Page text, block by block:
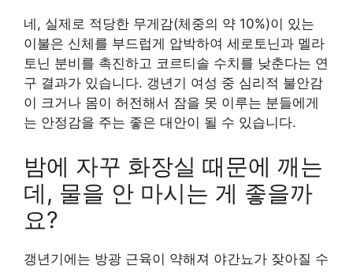
네, 실제로 적당한 무게감(체중의 약 10%)이 있는
이불은 신체를 부드럽게 압박하여 세로토닌과 멜라
토닌 분비를 촉진하고 코르티솔 수치를 낮춘다는 연
구 결과가 있습니다. 갱년기 여성 중 심리적 불안감
이 크거나 몸이 허전해서 잠을 못 이루는 분들에게
는 안정감을 주는 좋은 대안이 될 수 있습니다.
밤에 자꾸 화장실 때문에 깨는
데, 물을 안 마시는 게 좋을까
요?
갱년기에는 방광 근육이 약해져 야간뇨가 잦아질 수